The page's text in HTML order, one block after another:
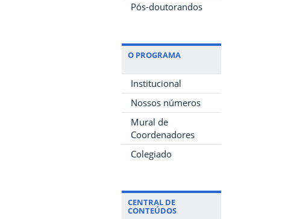
Pós-doutorandos
O PROGRAMA
Institucional
Nossos números
Mural de
Coordenadores
Colegiado
CENTRAL DE
CONTEÚDOS